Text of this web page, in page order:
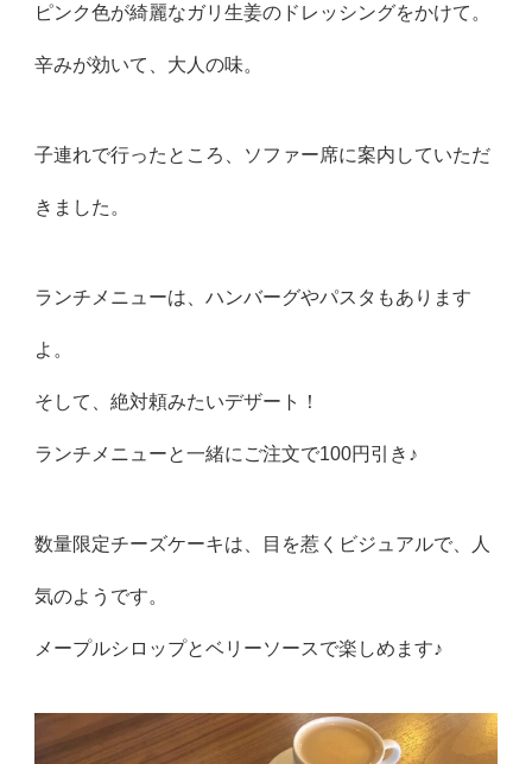
ピンク色が綺麗なガリ生姜のドレッシングをかけて。
辛みが効いて、大人の味。
子連れで行ったところ、ソファー席に案内していただ
きました。
ランチメニューは、ハンバーグやパスタもあります
よ。
そして、絶対頼みたいデザート！
ランチメニューと一緒にご注文で100円引き♪
数量限定チーズケーキは、目を惹くビジュアルで、人
気のようです。
メープルシロップとベリーソースで楽しめます♪